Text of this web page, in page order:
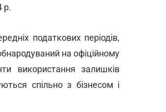
р.
податкових періодів,
на офіційному
використання залишків
спільно з бізнесом і